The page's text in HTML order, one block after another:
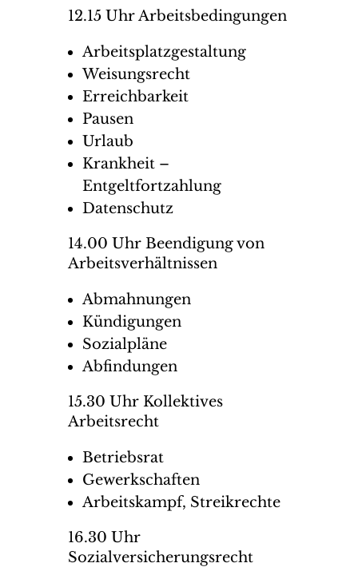
12.15 Uhr Arbeitsbedingungen
Arbeitsplatzgestaltung
Weisungsrecht
Erreichbarkeit
Pausen
Urlaub
Krankheit –
Entgeltfortzahlung
Datenschutz
14.00 Uhr Beendigung von
Arbeitsverhältnissen
Abmahnungen
Kündigungen
Sozialpläne
Abfindungen
15.30 Uhr Kollektives
Arbeitsrecht
Betriebsrat
Gewerkschaften
Arbeitskampf, Streikrechte
16.30 Uhr
Sozialversicherungsrecht